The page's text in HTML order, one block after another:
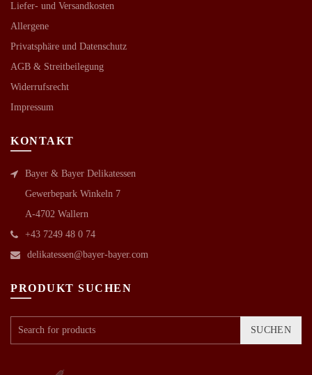
Liefer- und Versandkosten
Allergene
Privatsphäre und Datenschutz
AGB & Streitbeilegung
Widerrufsrecht
Impressum
KONTAKT
Bayer & Bayer Delikatessen
Gewerbepark Winkeln 7
A-4702 Wallern
+43 7249 48 0 74
delikatessen@bayer-bayer.com
PRODUKT SUCHEN
SUCHEN